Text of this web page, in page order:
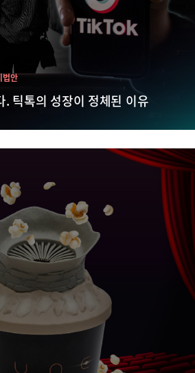
. 틱톡의 성장이 정체된 이유
법안